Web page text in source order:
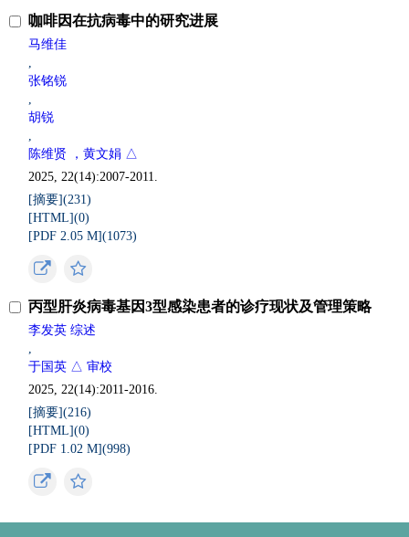
咖啡因在抗病毒中的研究进展
马维佳
,
张铭锐
,
胡锐
,
陈维贤 ，黄文娟 △
2025, 22(14):2007-2011.
[摘要](231)
[HTML](0)
[PDF 2.05 M](1073)
丙型肝炎病毒基因3型感染患者的诊疗现状及管理策略
李发英 综述
,
于国英 △ 审校
2025, 22(14):2011-2016.
[摘要](216)
[HTML](0)
[PDF 1.02 M](998)